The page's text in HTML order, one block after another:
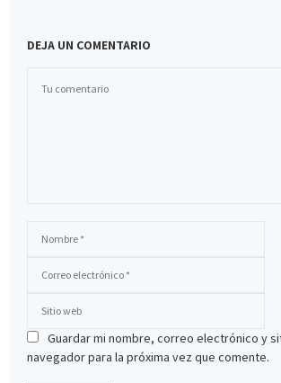
DEJA UN COMENTARIO
Guardar mi nombre, correo electrónico y
navegador para la próxima vez que comente.